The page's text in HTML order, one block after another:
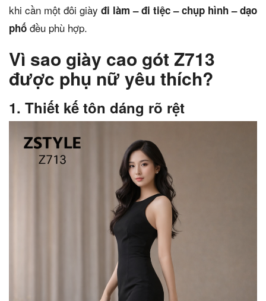
khi cần một đôi giày đi làm – đi tiệc – chụp hình – dạo
phố đều phù hợp.
Vì sao giày cao gót Z713
được phụ nữ yêu thích?
1. Thiết kế tôn dáng rõ rệt